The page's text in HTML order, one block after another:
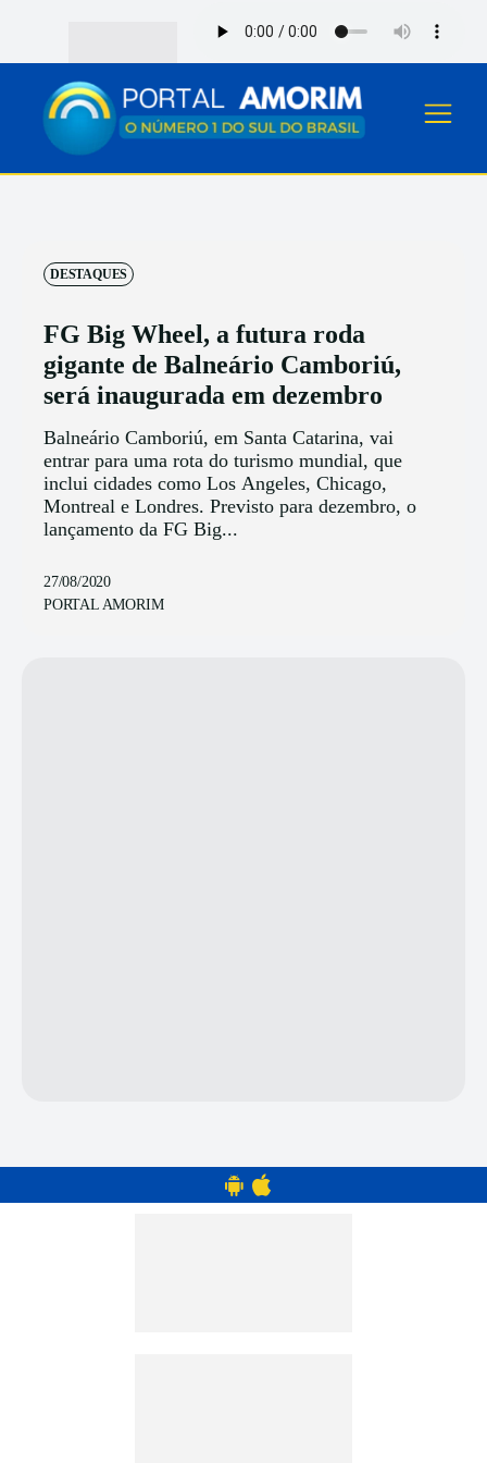
DESTAQUES
FG Big Wheel, a futura roda
gigante de Balneário Camboriú,
será inaugurada em dezembro
Balneário Camboriú, em Santa Catarina, vai
entrar para uma rota do turismo mundial, que
inclui cidades como Los Angeles, Chicago,
Montreal e Londres. Previsto para dezembro, o
lançamento da FG Big...
27/08/2020
PORTAL AMORIM